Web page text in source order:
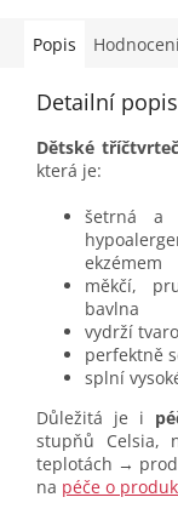
Popis
Detailní
Dětské
která je:
šetrná a
ekzémem
měkčí,
bavlna
vydrží
perfektně
splní
Důležitá je i
stupňů Celsia,
teplotách →
na péče o